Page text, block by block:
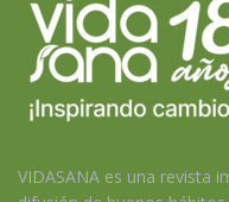
VIDASANA es una revista